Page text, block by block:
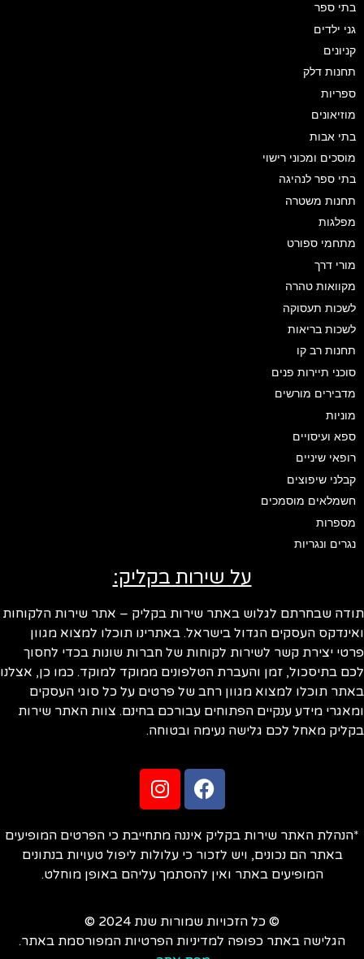
בתי ספר
גני ילדים
קניונים
תחנות דלק
ספריות
מוזיאונים
בתי אבות
מוסכים ומכוני רישוי
בתי ספר לנהיגה
תחנות משטרה
מפלגות
מתחמי ספורט
מורי דרך
מקוואות טהרה
לשכות תעסוקה
לשכות בריאות
תחנות רב קו
סוכני תיירות פנים
מדבירים מורשים
מוניות
ספא ועיסויים
רופאי שיניים
קבלני שיפוצים
חשמלאים מוסמכים
מספרות
נגרים ונגריות
על שירות בקליק:
שבחרתם לגלוש באתר שירות בקליק – אתר שירות הלקוחות
העסקים הגדול בישראל. באתרינו תוכלו למצוא מגוון
יצירת קשר לשירות לקוחות של חברות שונות בכדי לחסוך
בתיסכול, זמן והעברת הטלפונים ממוקד למוקד. כמו כן, אצלנו
תוכלו למצוא מגוון רחב של פרטים על כל סוגי העסקים
מידע ענקיים הפתוחים עבורכם בחינם. צוות האתר שירות
מאחל לכם גלישה נעימה ובטוחה.
האתר שירות בקליק איננה מתחייבת כי הפרטים המופיעים
באתר הם נכונים, ויש לזכור כי עלולות ליפול טעויות בנתונים
המופיעים באתר ואין להסתמך עליהם באופן מוחלט.
© כל הזכויות שמורות שנת 2024 ©
הגלישה באתר כפופה למדיניות הפרטיות המפורסמת באתר.